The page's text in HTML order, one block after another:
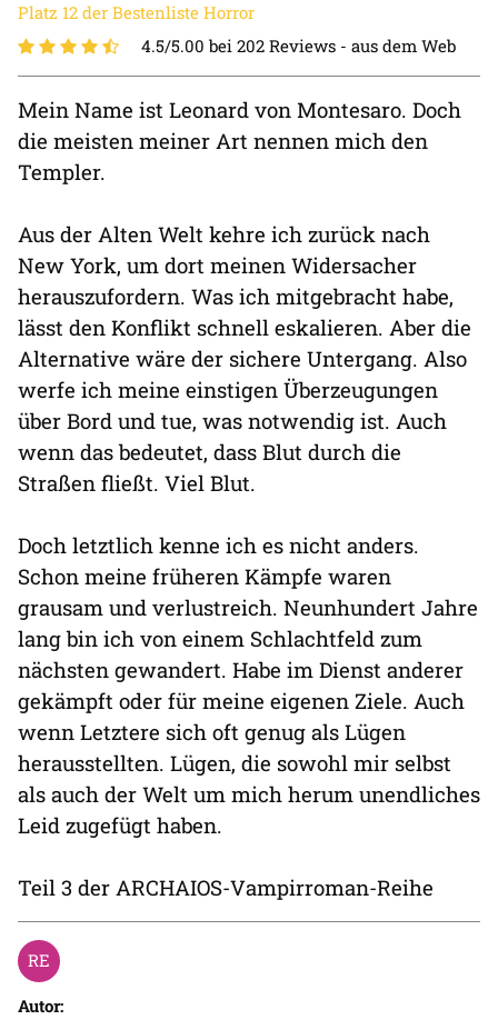
Platz 12 der Bestenliste Horror
4.5/5.00 bei 202 Reviews - aus dem Web
Mein Name ist Leonard von Montesaro. Doch
die meisten meiner Art nennen mich den
Templer.
Aus der Alten Welt kehre ich zurück nach
New York, um dort meinen Widersacher
herauszufordern. Was ich mitgebracht habe,
lässt den Konflikt schnell eskalieren. Aber die
Alternative wäre der sichere Untergang. Also
werfe ich meine einstigen Überzeugungen
über Bord und tue, was notwendig ist. Auch
wenn das bedeutet, dass Blut durch die
Straßen fließt. Viel Blut.
Doch letztlich kenne ich es nicht anders.
Schon meine früheren Kämpfe waren
grausam und verlustreich. Neunhundert Jahre
lang bin ich von einem Schlachtfeld zum
nächsten gewandert. Habe im Dienst anderer
gekämpft oder für meine eigenen Ziele. Auch
wenn Letztere sich oft genug als Lügen
herausstellten. Lügen, die sowohl mir selbst
als auch der Welt um mich herum unendliches
Leid zugefügt haben.
Teil 3 der ARCHAIOS-Vampirroman-Reihe
Autor: